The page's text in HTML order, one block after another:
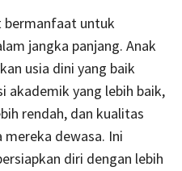
bermanfaat untuk
jangka panjang. Anak
usia dini yang baik
akademik yang lebih baik,
rendah, dan kualitas
dewasa. Ini
diri dengan lebih